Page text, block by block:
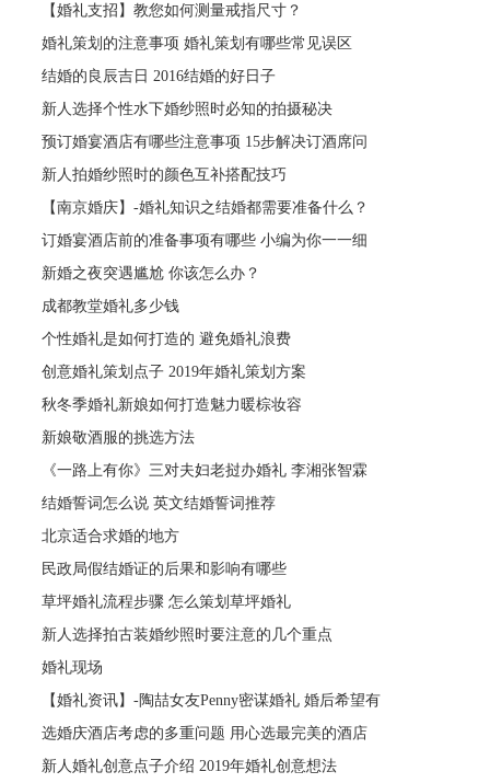
【婚礼支招】教您如何测量戒指尺寸？
婚礼策划的注意事项 婚礼策划有哪些常见误区
结婚的良辰吉日 2016结婚的好日子
新人选择个性水下婚纱照时必知的拍摄秘决
预订婚宴酒店有哪些注意事项 15步解决订酒席问
新人拍婚纱照时的颜色互补搭配技巧
【南京婚庆】-婚礼知识之结婚都需要准备什么？
订婚宴酒店前的准备事项有哪些 小编为你一一细
新婚之夜突遇尴尬 你该怎么办？
成都教堂婚礼多少钱
个性婚礼是如何打造的 避免婚礼浪费
创意婚礼策划点子 2019年婚礼策划方案
秋冬季婚礼新娘如何打造魅力暖棕妆容
新娘敬酒服的挑选方法
《一路上有你》三对夫妇老挝办婚礼 李湘张智霖
结婚誓词怎么说 英文结婚誓词推荐
北京适合求婚的地方
民政局假结婚证的后果和影响有哪些
草坪婚礼流程步骤 怎么策划草坪婚礼
新人选择拍古装婚纱照时要注意的几个重点
婚礼现场
【婚礼资讯】-陶喆女友Penny密谋婚礼 婚后希望有
选婚庆酒店考虑的多重问题 用心选最完美的酒店
新人婚礼创意点子介绍 2019年婚礼创意想法